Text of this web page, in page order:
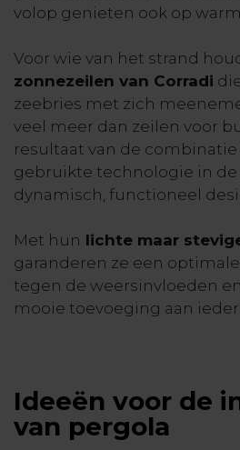
volop genieten ook op
Voor wie van het strand
zonnezeilen van Corradi
zeebries met zich
veel meer dan zeilen voor
resultaat van de
gebruikte technologie in de
dynamisch, functioneel
Met hun lichte maar
garanderen ze een
tegen de weersinvloeden
mooie toevoeging aan
Ideeën voor de
van pergola